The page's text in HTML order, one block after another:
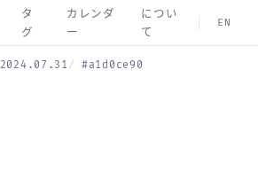
タ
グ
カレンダ
ー
につい
て
EN
2024.07.31 #a1d0ce90